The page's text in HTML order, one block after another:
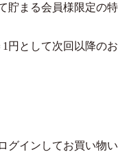
貯まる会員様限定の特
円として次回以降のお
グインしてお買い物い